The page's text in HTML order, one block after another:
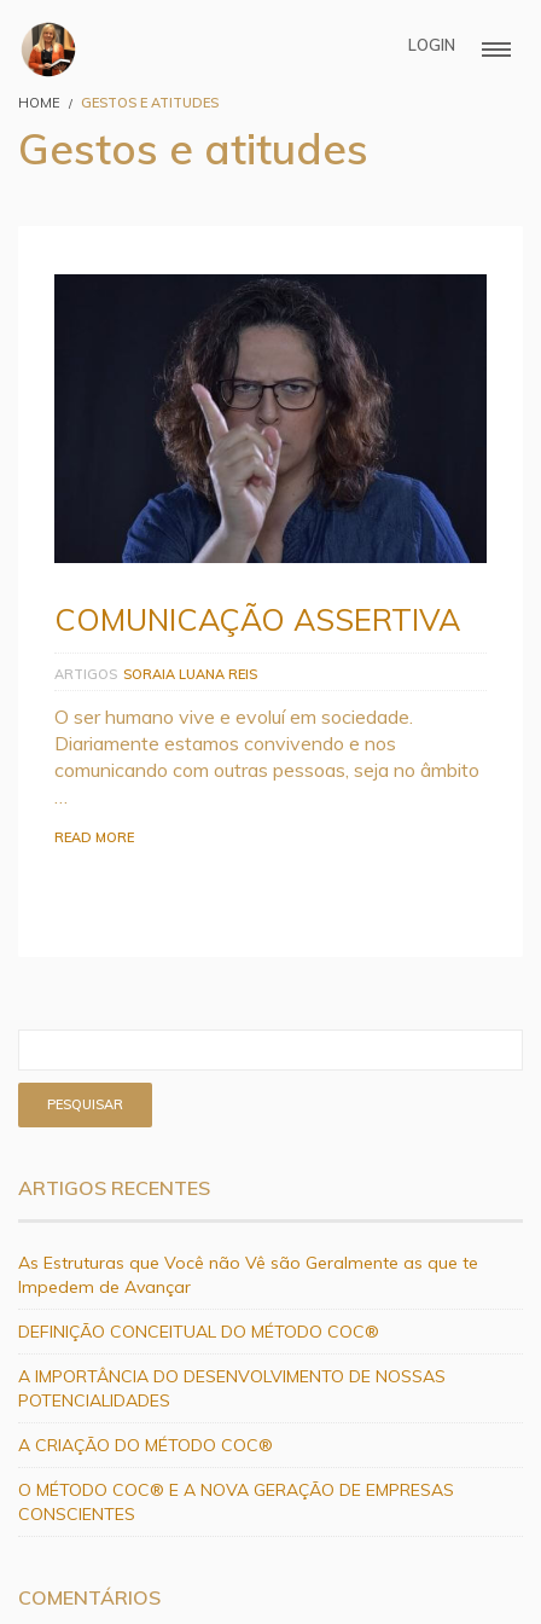
LOGIN
HOME GESTOS E ATITUDES
Gestos e atitudes
COMUNICAÇÃO ASSERTIVA
ARTIGOS SORAIA LUANA REIS
O ser humano vive e evoluí em sociedade.
Diariamente estamos convivendo e nos
comunicando com outras pessoas, seja no âmbito
READ MORE
ARTIGOS RECENTES
As Estruturas que Você não Vê são Geralmente as que te
Impedem de Avançar
DEFINIÇÃO CONCEITUAL DO MÉTODO COC®
A IMPORTÂNCIA DO DESENVOLVIMENTO DE NOSSAS
POTENCIALIDADES
A CRIAÇÃO DO MÉTODO COC®
O MÉTODO COC® E A NOVA GERAÇÃO DE EMPRESAS
CONSCIENTES
COMENTÁRIOS